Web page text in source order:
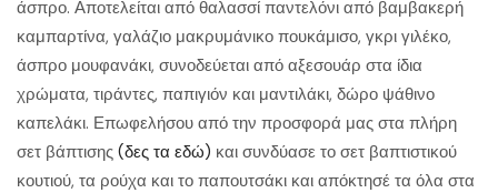
άσπρο. Αποτελείται από θαλασσί παντελόνι από βαμβακερή
καμπαρτίνα, γαλάζιο μακρυμάνικο πουκάμισο, γκρι γιλέκο,
άσπρο μουφανάκι, συνοδεύεται από αξεσουάρ στα ίδια
χρώματα, τιράντες, παπιγιόν και μαντιλάκι, δώρο ψάθινο
καπελάκι. Επωφελήσου από την προσφορά μας στα πλήρη
σετ βάπτισης (δες τα εδώ) και συνδύασε το σετ βαπτιστικού
κουτιού, τα ρούχα και το παπουτσάκι και απόκτησέ τα όλα στα